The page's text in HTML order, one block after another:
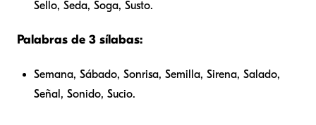
Sello, Seda, Soga, Susto.
Palabras de 3 sílabas:
Semana, Sábado, Sonrisa, Semilla, Sirena, Salado,
Señal, Sonido, Sucio.